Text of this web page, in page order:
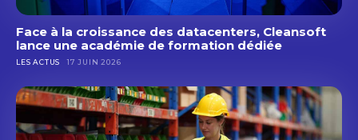
Face à la croissance des datacenters, Cleansoft
lance une académie de formation dédiée
LES ACTUS 17 JUIN 2026